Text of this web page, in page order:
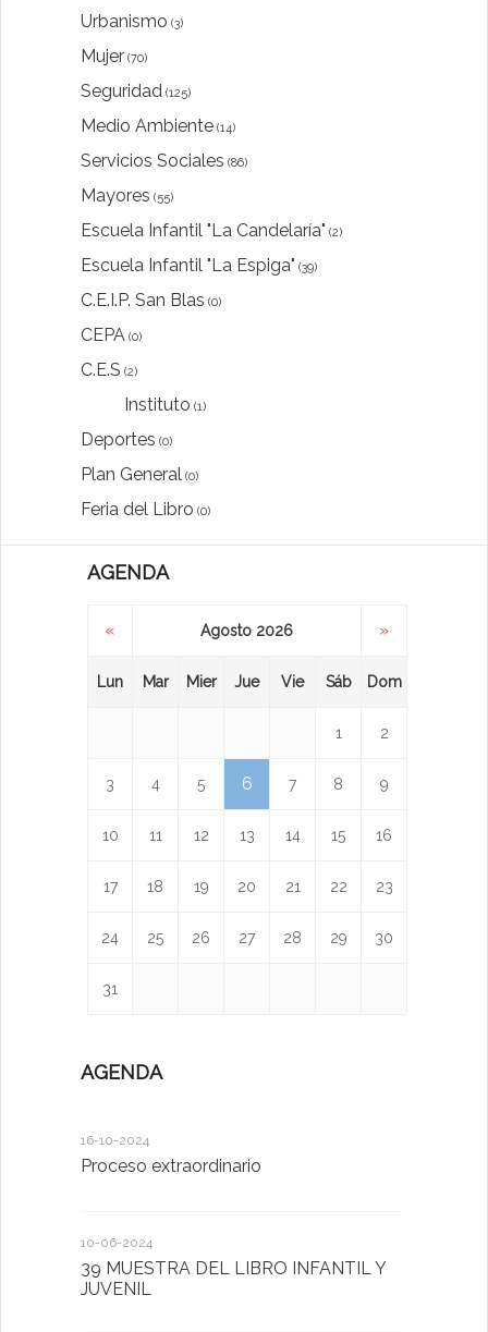
Urbanismo (3)
Mujer (70)
Seguridad (125)
Medio Ambiente (14)
Servicios Sociales (86)
Mayores (55)
Escuela Infantil "La Candelaría" (2)
Escuela Infantil "La Espiga" (39)
C.E.I.P. San Blas (0)
CEPA (0)
C.E.S (2)
Instituto (1)
Deportes (0)
Plan General (0)
Feria del Libro (0)
AGENDA
« Agosto 2026 »
Lun Mar Mier Jue Vie Sáb Dom
1 2
3 4 5 6 7 8 9
10 11 12 13 14 15 16
17 18 19 20 21 22 23
24 25 26 27 28 29 30
31
AGENDA
16-10-2024
Proceso extraordinario
10-06-2024
39 MUESTRA DEL LIBRO INFANTIL Y
JUVENIL